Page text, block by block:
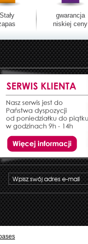
Stały
gwarancja
niskiej ceny